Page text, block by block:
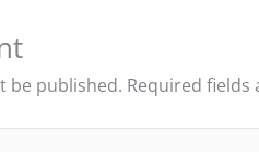
be published. Required fields